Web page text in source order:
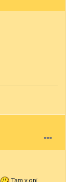
Tam v oni